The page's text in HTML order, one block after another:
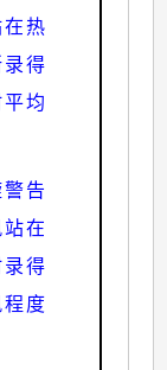
热
得
均
告
在
得
度